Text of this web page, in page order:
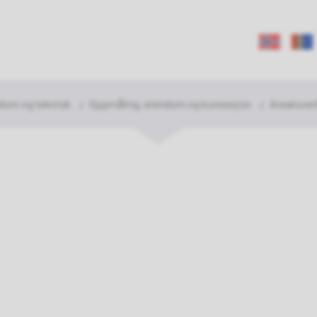
og teknisk Oppmåling, eiendom og konsesjon